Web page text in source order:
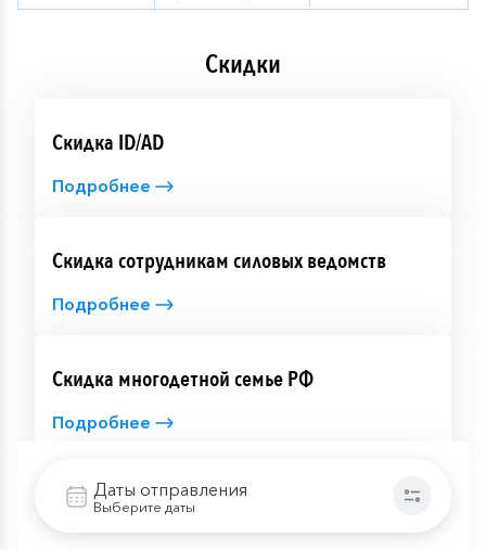
Даты отправления
Выберите даты
Скидки
Скидка ID/AD
Подробнее
Скидка сотрудникам силовых ведомств
Подробнее
Скидка многодетной семье РФ
Подробнее
Скидка молодоженам